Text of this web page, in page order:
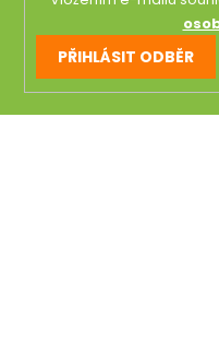
PŘIHLÁSIT ODBĚR